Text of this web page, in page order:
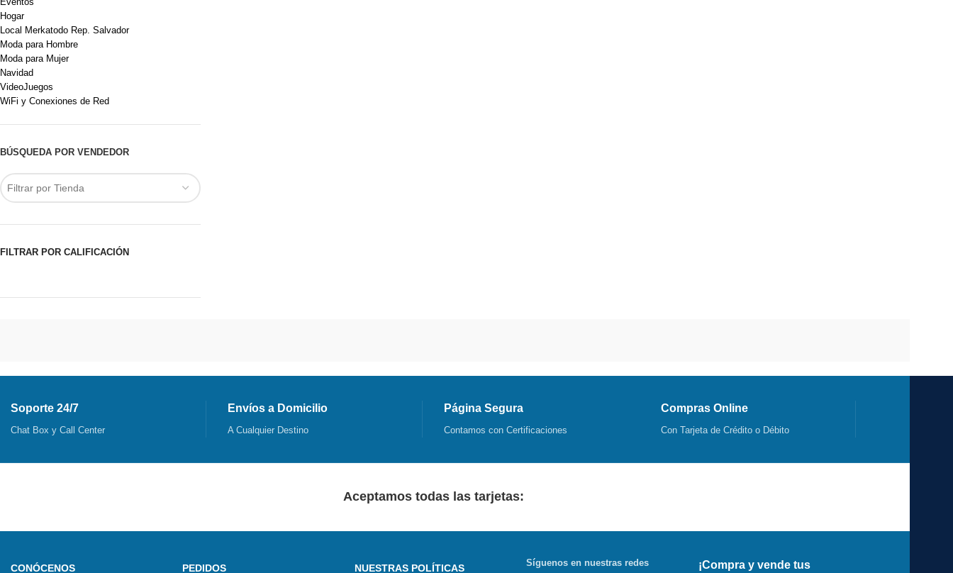
Hogar
Local Merkatodo Rep. Salvador
Moda para Hombre
Moda para Mujer
Navidad
VideoJuegos
WiFi y Conexiones de Red
BÚSQUEDA POR VENDEDOR
Filtrar por Tienda
FILTRAR POR CALIFICACIÓN
Soporte 24/7
Chat Box y Call Center
Envíos a Domicilio
A Cualquier Destino
Página Segura
Contamos con Certificaciones
Compras Online
Con Tarjeta de Crédito o Débito
Aceptamos todas las tarjetas:
CONÓCENOS PEDIDOS NUESTRAS POLÍTICAS
Síguenos en nuestras redes
¡Compra y vende tus